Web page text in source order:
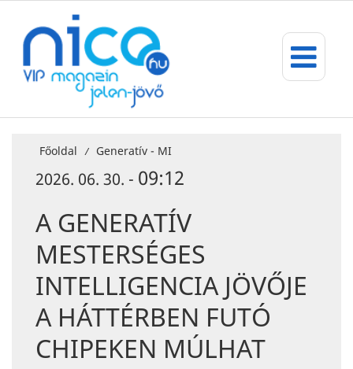
Főoldal / Generatív - MI
2026. 06. 30. - 09:12
A GENERATÍV
MESTERSÉGES
INTELLIGENCIA JÖVŐJE
A HÁTTÉRBEN FUTÓ
CHIPEKEN MÚLHAT